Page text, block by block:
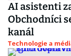
AI asistenti
Obchodníci
kanál
Technologie a